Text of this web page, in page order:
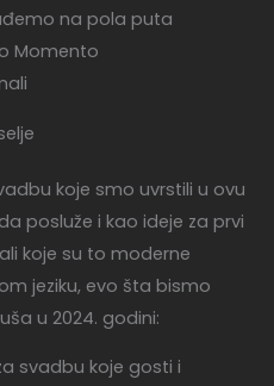
na pola puta
Momento
koje smo uvrstili u ovu
posluže i kao ideje za prvi
koje su to moderne
jeziku, evo šta bismo
u 2024. godini:
svadbu koje gosti i